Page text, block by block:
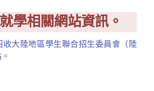
學相關網站資訊。
收大陸地區學生聯合招生委員會（陸
。